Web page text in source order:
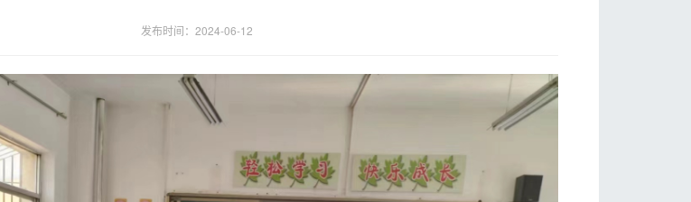
发布时间：2024-06-12